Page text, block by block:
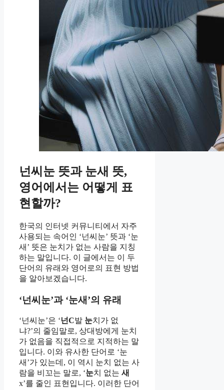
넌씨눈 뜻과 눈새 뜻,
영어에서는 어떻게 표
현할까?
한국의 인터넷 커뮤니티에서 자주
사용되는 속어인 ‘넌씨눈’ 뜻과 ‘눈
새’ 뜻은 눈치가 없는 사람을 지칭
하는 말입니다. 이 글에서는 이 두
단어의 유래와 영어로의 표현 방법
을 알아보겠습니다.
‘넌씨눈’과 ‘눈새’의 유래
‘넌씨눈’은 ‘넌C발 눈치가 없
냐?’의 줄임말로, 상대방에게 눈치
가 없음을 직접적으로 지적하는 말
입니다. 이와 유사한 단어로 ‘눈
새’가 있는데, 이 역시 눈치 없는 사
람을 비꼬는 말로, ‘눈치 없는 새
x’를 줄인 표현입니다. 이러한 단어